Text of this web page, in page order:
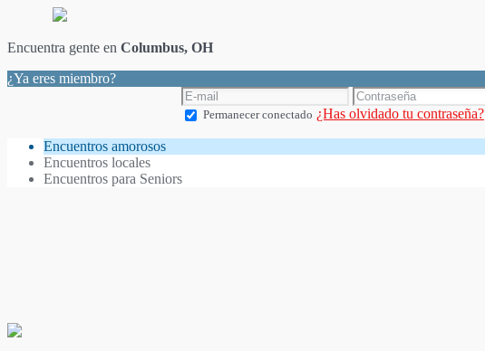
Encuentra gente en Columbus, OH
¿Ya eres miembro?
Permanecer conectado ¿Has olvidado tu contraseña?
Encuentros amorosos
Encuentros locales
Encuentros para Seniors